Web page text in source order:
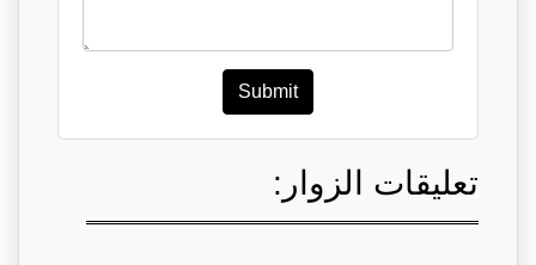
Submit
تعليقات الزوار: